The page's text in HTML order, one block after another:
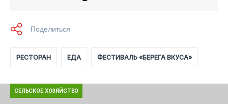
РЕСТОРАН ЕДА ФЕСТИВАЛЬ «БЕРЕГА ВКУСА»
СЕЛЬСКОЕ ХОЗЯЙСТВО